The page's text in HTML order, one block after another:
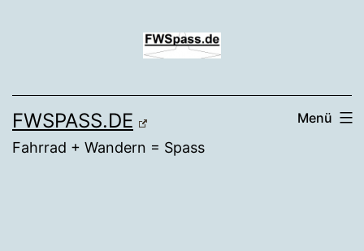
FWSPASS.DE
Fahrrad + Wandern = Spass
Menü